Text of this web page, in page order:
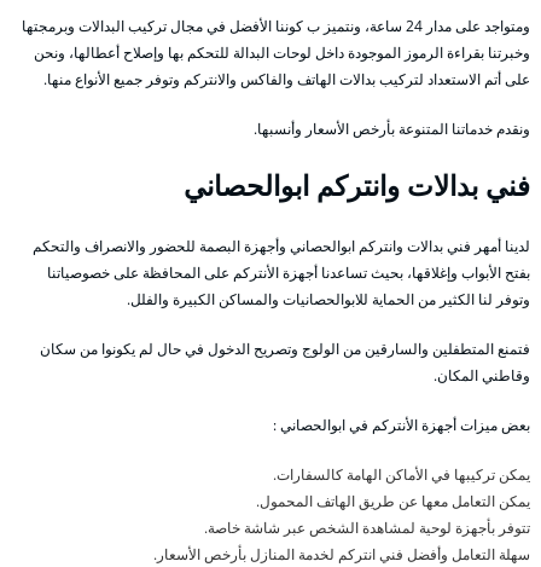
ومتواجد على مدار 24 ساعة، ونتميز ب كوننا الأفضل في مجال تركيب البدالات وبرمجتها
وخبرتنا بقراءة الرموز الموجودة داخل لوحات البدالة للتحكم بها وإصلاح أعطالها، ونحن
على أتم الاستعداد لتركيب بدالات الهاتف والفاكس والانتركم وتوفر جميع الأنواع منها.
ونقدم خدماتنا المتنوعة بأرخص الأسعار وأنسبها.
فني بدالات وانتركم ابوالحصاني
لدينا أمهر فني بدالات وانتركم ابوالحصاني وأجهزة البصمة للحضور والانصراف والتحكم
بفتح الأبواب وإغلاقها، بحيث تساعدنا أجهزة الأنتركم على المحافظة على خصوصياتنا
وتوفر لنا الكثير من الحماية للابوالحصانيات والمساكن الكبيرة والفلل.
فتمنع المتطفلين والسارقين من الولوج وتصريح الدخول في حال لم يكونوا من سكان
وقاطني المكان.
بعض ميزات أجهزة الأنتركم في ابوالحصاني :
يمكن تركيبها في الأماكن الهامة كالسفارات.
يمكن التعامل معها عن طريق الهاتف المحمول.
تتوفر بأجهزة لوحية لمشاهدة الشخص عبر شاشة خاصة.
سهلة التعامل وأفضل فني انتركم لخدمة المنازل بأرخص الأسعار.